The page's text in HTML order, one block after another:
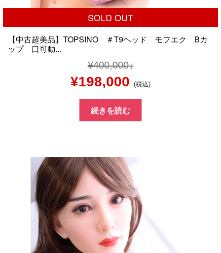
SOLD OUT
【中古超美品】TOPSINO ＃T9ヘッド モフエク Bカ
ップ 口可動...
¥400,000
元
の
価
は
¥400,000
で
し
た。
¥198,000 現
在
の
は
¥198,000
で
す。
(税込)
続きを読む